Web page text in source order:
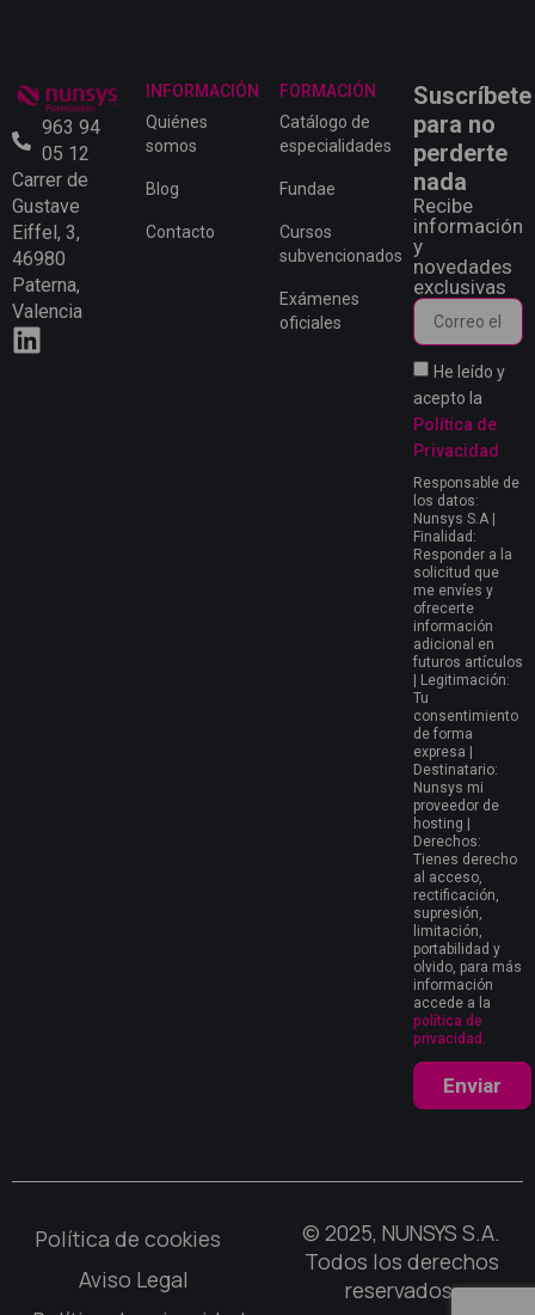
963 94
05 12
Carrer de
Gustave
Eiffel, 3,
46980
Paterna,
Valencia
INFORMACIÓN
Quiénes
somos
Blog
Contacto
FORMACIÓN
Catálogo de
especialidades
Fundae
Cursos
subvencionados
Exámenes
oficiales
Suscríbete
para no
perderte
nada
Recibe
información
y
novedades
exclusivas
He leído y
acepto la
Política de
Privacidad
Responsable de
los datos:
Nunsys S.A |
Finalidad:
Responder a la
solicitud que
me envíes y
ofrecerte
información
adicional en
futuros artículos
| Legitimación:
Tu
consentimiento
de forma
expresa |
Destinatario:
Nunsys mi
proveedor de
hosting |
Derechos:
Tienes derecho
al acceso,
rectificación,
supresión,
limitación,
portabilidad y
olvido, para más
información
accede a la
política de
privacidad.
Enviar
© 2025, NUNSYS S.A.
Todos los derechos
reservados.
Política de cookies
Aviso Legal